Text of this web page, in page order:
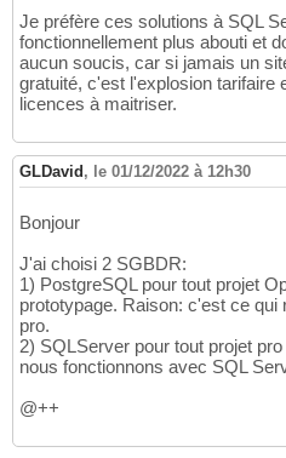
Je préfère ces solutions à SQL
fonctionnellement plus abouti et
aucun soucis, car si jamais un
gratuité, c'est l'explosion tarifaire
licences à maitriser.
GLDavid , le 01/12/2022 à 12h30
Bonjour
J'ai choisi 2 SGBDR:
1) PostgreSQL pour tout projet
prototypage. Raison: c'est ce
pro.
2) SQLServer pour tout projet
nous fonctionnons avec SQL
@++